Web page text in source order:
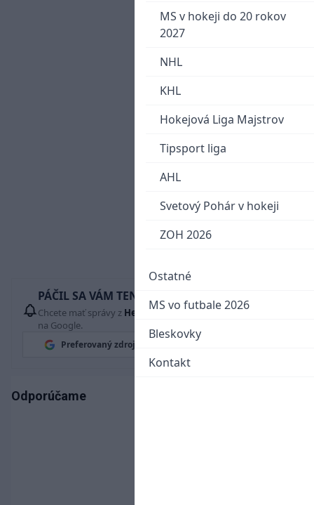
MS v hokeji do 20 rokov
2027
NHL
KHL
Hokejová Liga Majstrov
Tipsport liga
AHL
Svetový Pohár v hokeji
ZOH 2026
Ostatné
MS vo futbale 2026
Bleskovky
Kontakt
PÁČIL SA VÁM TENTO ČLÁNOK?
Chcete mať správy z Hetrik.sk vždy ako prví? Pridajte si nás
na Google.
Preferovaný zdroj
Odporúčame